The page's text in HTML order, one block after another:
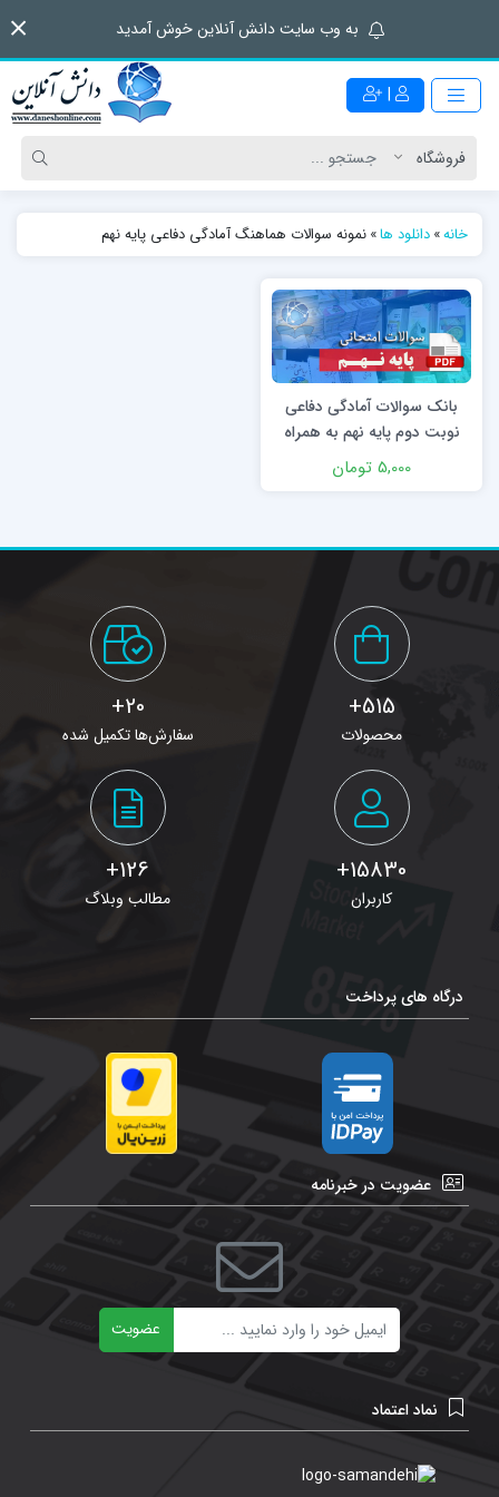
به وب سایت دانش آنلاین خوش آمدید
|
خانه»دانلود ها»نمونه سوالات هماهنگ آمادگی دفاعی پایه نهم
بانک سوالات آمادگی دفاعی
نوبت دوم پایه نهم به همراه
جواب5,000 تومان
515+
محصولات
20+
سفارش‌ها تکمیل شده
15830+
کاربران
126+
مطالب وبلاگ
درگاه های پرداخت
عضویت در خبرنامه
عضویت
نماد اعتماد